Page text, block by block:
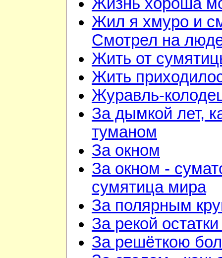
Жизнь хороша
Жил я хмуро и
Смотрел на
Жить от
Жить
Журавль-
За дымкой лет,
туманом
За окном
За окном -
сумятица мира
За полярным
За рекой
За решёткою